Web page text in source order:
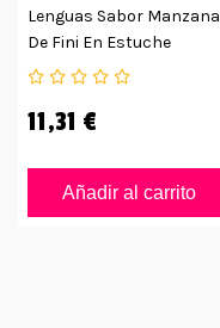
Lenguas Sabor Manzana
De Fini En Estuche
200uds
11,31 €
Añadir al carrito